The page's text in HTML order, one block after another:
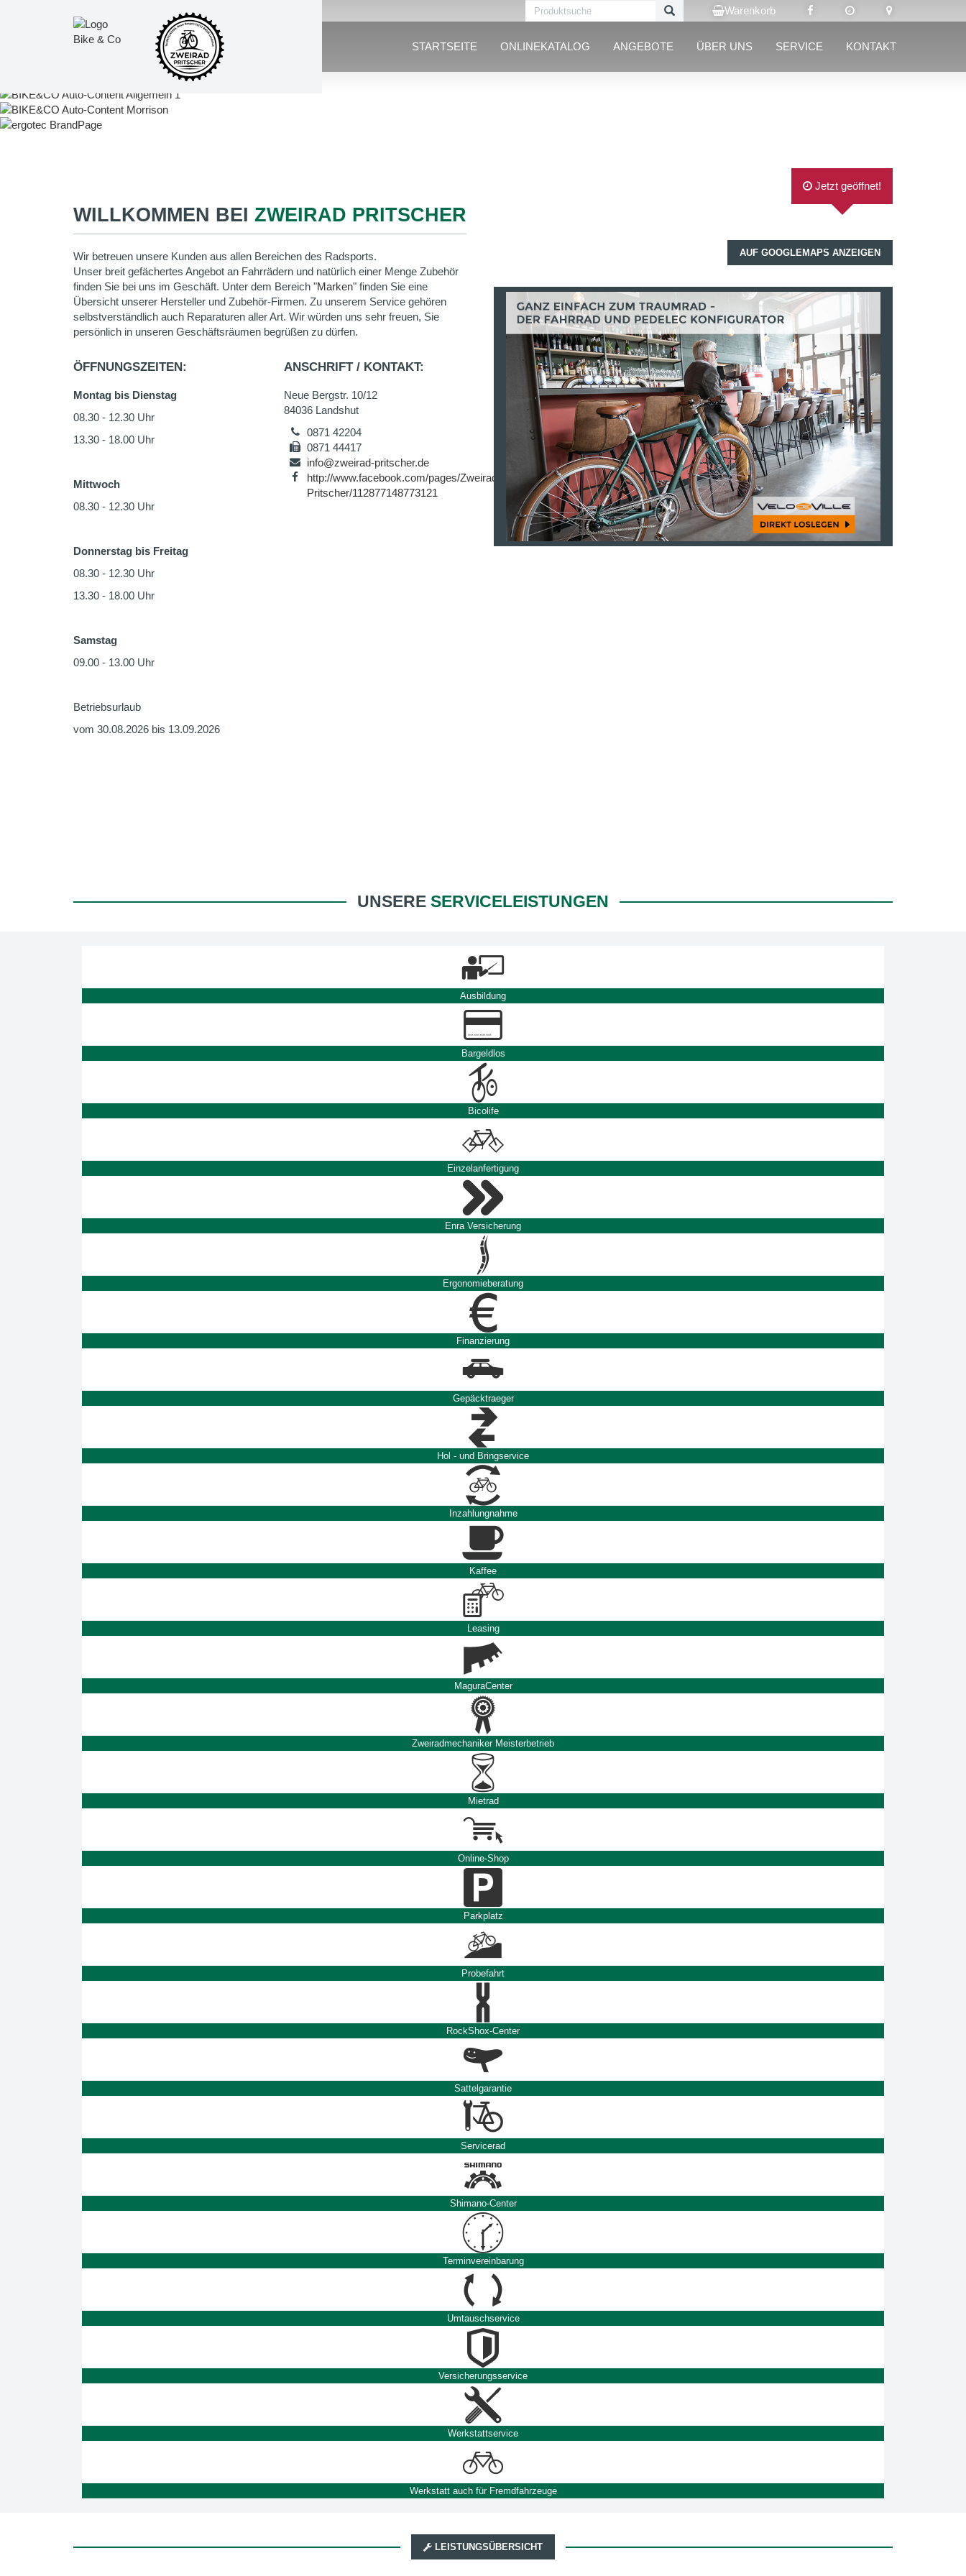
Warenkorb
STARTSEITE ONLINEKATALOG ANGEBOTE ÜBER UNS SERVICE KONTAKT
WILLKOMMEN BEI ZWEIRAD PRITSCHER
Wir betreuen unsere Kunden aus allen Bereichen des Radsports.
Unser breit gefächertes Angebot an Fahrrädern und natürlich einer Menge Zubehör
finden Sie bei uns im Geschäft. Unter dem Bereich "Marken" finden Sie eine
Übersicht unserer Hersteller und Zubehör-Firmen. Zu unserem Service gehören
selbstverständlich auch Reparaturen aller Art. Wir würden uns sehr freuen, Sie
persönlich in unseren Geschäftsräumen begrüßen zu dürfen.
ÖFFNUNGSZEITEN:
Montag bis Dienstag
08.30 - 12.30 Uhr
13.30 - 18.00 Uhr
Mittwoch
08.30 - 12.30 Uhr
Donnerstag bis Freitag
08.30 - 12.30 Uhr
13.30 - 18.00 Uhr
Samstag
09.00 - 13.00 Uhr
Betriebsurlaub
vom 30.08.2026 bis 13.09.2026
ANSCHRIFT / KONTAKT:
Neue Bergstr. 10/12
84036 Landshut
0871 42204
0871 44417
info@zweirad-pritscher.de
http://www.facebook.com/pages/Zweirad-
Pritscher/112877148773121
AUF GOOGLEMAPS ANZEIGEN
Jetzt geöffnet!
UNSERE SERVICELEISTUNGEN
Ausbildung
Bargeldlos
Bicolife
Einzelanfertigung
Enra Versicherung
Ergonomieberatung
Finanzierung
Gepäcktraeger
Hol - und Bringservice
Inzahlungnahme
Kaffee
Leasing
MaguraCenter
Zweiradmechaniker Meisterbetrieb
Mietrad
Online-Shop
Parkplatz
Probefahrt
RockShox-Center
Sattelgarantie
Servicerad
Shimano-Center
Terminvereinbarung
Umtauschservice
Versicherungsservice
Werkstattservice
Werkstatt auch für Fremdfahrzeuge
LEISTUNGSÜBERSICHT